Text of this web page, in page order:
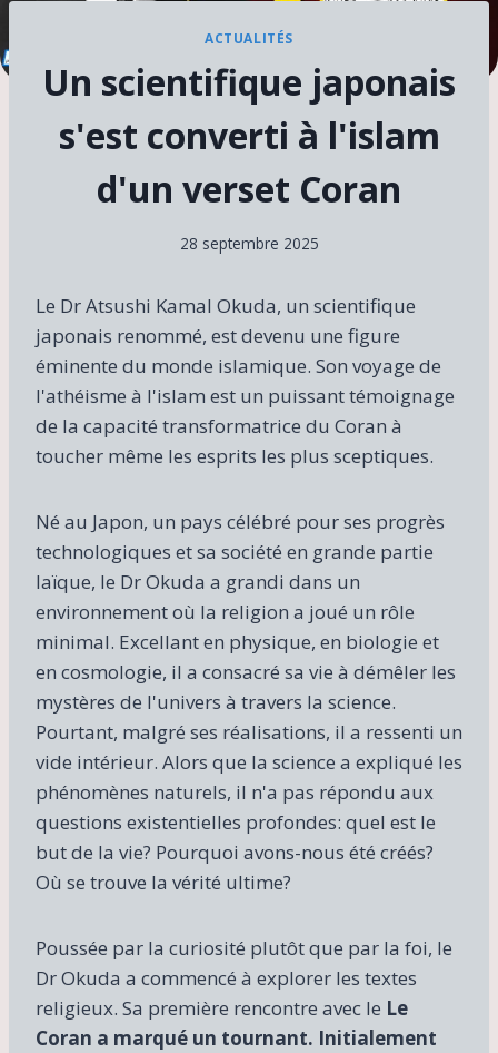
ACTUALITÉS
Un scientifique japonais
s'est converti à l'islam
d'un verset Coran
28 septembre 2025
Le Dr Atsushi Kamal Okuda, un scientifique
japonais renommé, est devenu une figure
éminente du monde islamique. Son voyage de
l'athéisme à l'islam est un puissant témoignage
de la capacité transformatrice du Coran à
toucher même les esprits les plus sceptiques.
Né au Japon, un pays célébré pour ses progrès
technologiques et sa société en grande partie
laïque, le Dr Okuda a grandi dans un
environnement où la religion a joué un rôle
minimal. Excellant en physique, en biologie et
en cosmologie, il a consacré sa vie à démêler les
mystères de l'univers à travers la science.
Pourtant, malgré ses réalisations, il a ressenti un
vide intérieur. Alors que la science a expliqué les
phénomènes naturels, il n'a pas répondu aux
questions existentielles profondes: quel est le
but de la vie? Pourquoi avons-nous été créés?
Où se trouve la vérité ultime?
Poussée par la curiosité plutôt que par la foi, le
Dr Okuda a commencé à explorer les textes
religieux. Sa première rencontre avec le Le
Coran a marqué un tournant. Initialement